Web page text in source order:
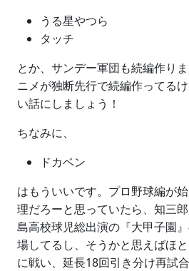
うる星やつら
タッチ
とか、サンデー軍団も続編作り
ニメが独断先行で続編作ってる
い話にしましょう！
ちなみに、
ドカベン
はもういいです。プロ野球編が
理だろーと思っていたら、知三
島高校球児総出演の『大甲子園
場してるし、そうかと思えばほ
に戦い、延長18回引き分け再試